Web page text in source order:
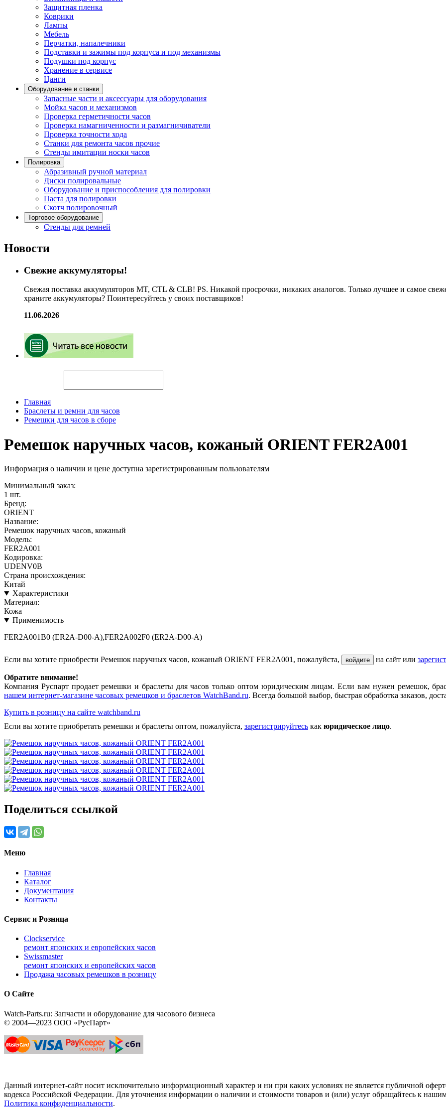
Защитная пленка
Коврики
Лампы
Мебель
Перчатки, напалечники
Подставки и зажимы под корпуса и под механизмы
Подушки под корпус
Хранение в сервисе
Цанги
Оборудование и станки
Запасные части и аксессуары для оборудования
Мойка часов и механизмов
Проверка герметичности часов
Проверка намагниченности и размагничиватели
Проверка точности хода
Станки для ремонта часов прочие
Стенды имитации носки часов
Полировка
Абразивный ручной материал
Диски полировальные
Оборудование и приспособления для полировки
Паста для полировки
Скотч полировочный
Торговое оборудование
Стенды для ремней
Новости
Свежие аккумуляторы!
Свежая поставка аккумуляторов MT, CTL & CLB! PS. Никакой просрочки, никаких аналогов. Только лучшее и самое
храните аккумуляторы? Поинтересуйтесь у своих поставщиков!
11.06.2026
Главная
Браслеты и ремни для часов
Ремешки для часов в сборе
Ремешок наручных часов, кожаный ORIENT FER2A001
Информация о наличии и цене доступна зарегистрированным пользователям
Минимальный заказ:
1 шт.
Бренд:
ORIENT
Название:
Ремешок наручных часов, кожаный
Модель:
FER2A001
Кодировка:
UDENV0B
Страна происхождения:
Китай
Характеристики
Материал:
Кожа
Применимость
FER2A001B0 (ER2A-D00-A),FER2A002F0 (ER2A-D00-A)
Если вы хотите приобрести Ремешок наручных часов, кожаный ORIENT FER2A001, пожалуйста, войдите на сайт или
Обратите внимание!
Компания Руспарт продает ремешки и браслеты для часов только оптом юридическим лицам. Если вам нужен ремешок,
нашем интернет-магазине часовых ремешков и браслетов WatchBand.ru. Всегда большой выбор, быстрая обработка заказов,
Купить в розницу на сайте watchband.ru
Если вы хотите приобретать ремешки и браслеты оптом, пожалуйста, зарегистрируйтесь как юридическое лицо.
Поделиться ссылкой
Меню
Главная
Каталог
Документация
Контакты
Сервис и Розница
Clockservice
ремонт японских и европейских часов
Swissmaster
ремонт японских и европейских часов
Продажа часовых ремешков в розницу
О Сайте
Watch-Parts.ru: Запчасти и оборудование для часового бизнеса
© 2004—2023 ООО «РусПарт»
Данный интернет-сайт носит исключительно информационный характер и ни при каких условиях не является публичной
кодекса Российской Федерации. Для уточнения информации о наличии и стоимости товаров и (или) услуг обращайтесь к
Политика конфиденциальности.